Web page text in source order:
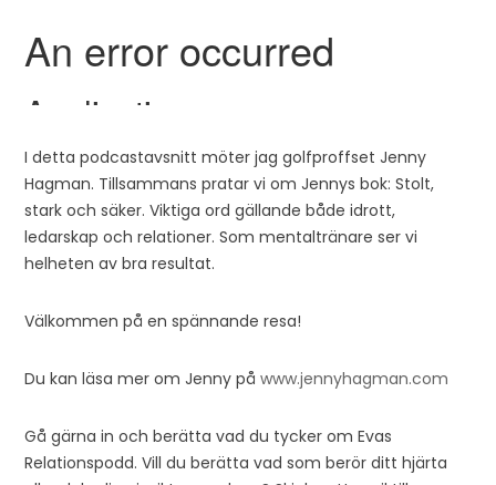
I detta podcastavsnitt möter jag golfproffset Jenny
Hagman. Tillsammans pratar vi om Jennys bok: Stolt,
stark och säker. Viktiga ord gällande både idrott,
ledarskap och relationer. Som mentaltränare ser vi
helheten av bra resultat.
Välkommen på en spännande resa!
Du kan läsa mer om Jenny påwww.jennyhagman.com
Gå gärna in och berätta vad du tycker om Evas
Relationspodd. Vill du berätta vad som berör ditt hjärta